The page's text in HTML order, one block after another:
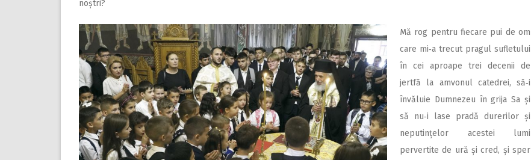
noștri?
Mă rog pentru fiecare pui de om
care mi‑a trecut pragul sufletului
în cei aproape trei decenii de
jertfă la amvonul catedrei, să‑i
învăluie Dumnezeu în grija Sa și
să nu‑i lase pradă durerilor și
neputințelor acestei lumi
pervertite de ură și cred, și sper